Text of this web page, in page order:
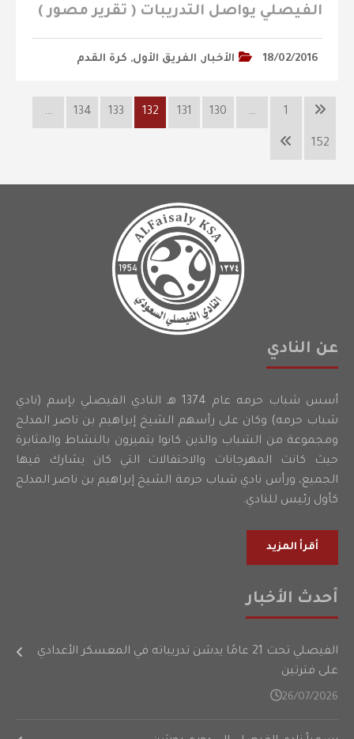
الفيصلي يواصل التدريبات ( تقرير مصور )
18/02/2016 الأخبار, الفريق الأول, كرة القدم
1
…
130
131
132
133
134
…
152
عن النادي
أسس شباب حرمه عام 1374 هـ النادي الفيصلي بإسم (نادي
شباب حرمه) وكان على رأسهم الشيخ إبراهيم بن ناصر المدلج
ومجموعة من الشباب والذين كانوا يتميزون بالنشاط والمثابرة
حيث كانت المهرجانات والاحتفالات التي كان يشارك فيها
الجميع، ورأس نادي شباب حرمة الشيخ إبراهيم بن ناصر المدلج
كأول رئيس للنادي.
أقرأ المزيد
أحدث الأخبار
الفيصلي تحت 21 عامًا يدشن تدريباته في المعسكر الأعدادي
على فترتين
26/07/2026